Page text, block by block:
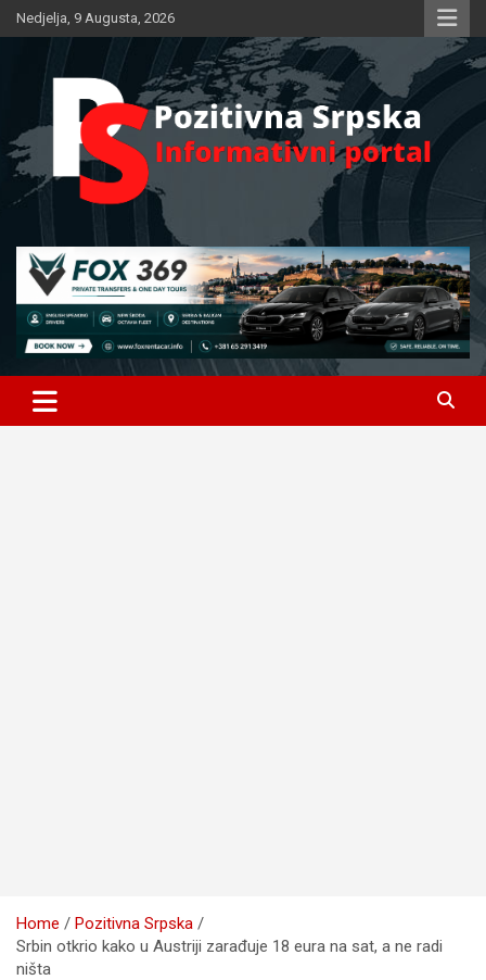
Skip
to
Nedjelja, 9 Augusta, 2026
Pozitivna Srpska
Home
Pozitivna Srpska
Srbin otkrio kako u Austriji zarađuje 18 eura na sat, a ne radi
ništa